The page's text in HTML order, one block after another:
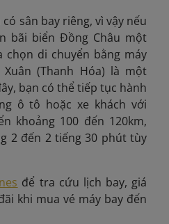
sân bay riêng, vì vậy nếu
bãi biển Đồng Châu một
chọn di chuyển bằng máy
(Thanh Hóa) là một
bạn có thể tiếp tục hành
ô tô hoặc xe khách với
khoảng 100 đến 120km,
2 đến 2 tiếng 30 phút tùy
để tra cứu lịch bay, giá
khi mua vé máy bay đến